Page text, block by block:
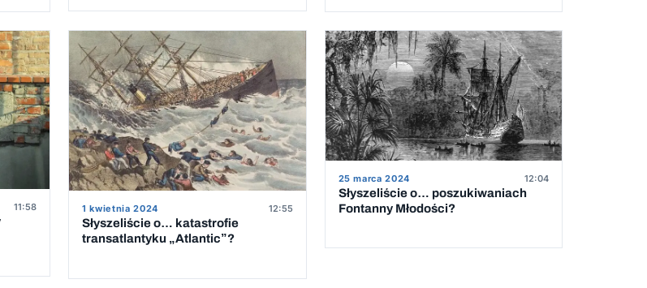
11:58 1 kwietnia 2024 12:55
Słyszeliście o… katastrofie
transatlantyku „Atlantic”?
25 marca 2024 12:04
Słyszeliście o… poszukiwaniach
Fontanny Młodości?